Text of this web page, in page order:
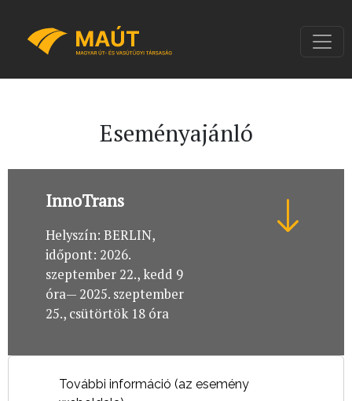
Eseményajánló
InnoTrans
Helyszín: BERLIN,
időpont: 2026.
szeptember 22., kedd 9
óra— 2025. szeptember
25., csütörtök 18 óra
További információ (az esemény